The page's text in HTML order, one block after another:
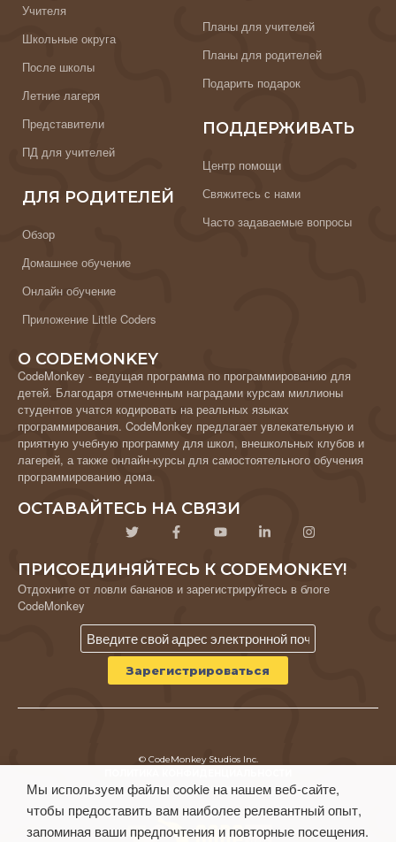
Учителя
Школьные округа
После школы
Летние лагеря
Представители
ПД для учителей
ДЛЯ РОДИТЕЛЕЙ
Обзор
Домашнее обучение
Онлайн обучение
Приложение Little Coders
Планы для учителей
Планы для родителей
Подарить подарок
ПОДДЕРЖИВАТЬ
Центр помощи
Свяжитесь с нами
Часто задаваемые вопросы
О CODEMONKEY
CodeMonkey - ведущая программа по программированию для
детей. Благодаря отмеченным наградами курсам миллионы
студентов учатся кодировать на реальных языках
программирования. CodeMonkey предлагает увлекательную и
приятную учебную программу для школ, внешкольных клубов и
лагерей, а также онлайн-курсы для самостоятельного обучения
программированию дома.
ОСТАВАЙТЕСЬ НА СВЯЗИ
ПРИСОЕДИНЯЙТЕСЬ К CODEMONKEY!
Отдохните от ловли бананов и зарегистрируйтесь в блоге
CodeMonkey
© CodeMonkey Studios Inc.
Условия использования
Мы используем файлы cookie на нашем веб-сайте,
чтобы предоставить вам наиболее релевантный опыт,
запоминая ваши предпочтения и повторные посещения.